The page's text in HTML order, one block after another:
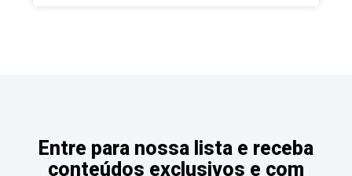
Entre para nossa lista e receba
conteúdos exclusivos e com